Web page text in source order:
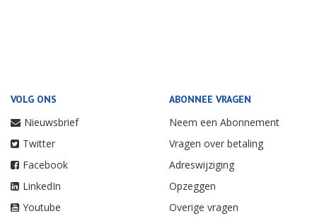
VOLG ONS
Nieuwsbrief
Twitter
Facebook
LinkedIn
Youtube
ABONNEE VRAGEN
Neem een Abonnement
Vragen over betaling
Adreswijziging
Opzeggen
Overige vragen